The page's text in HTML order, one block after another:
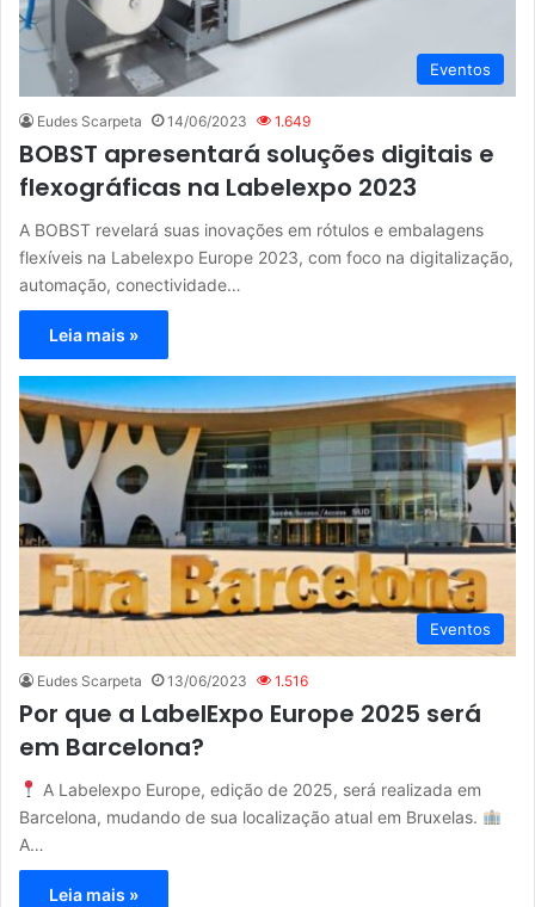
Eventos
Eudes Scarpeta 14/06/2023 1.649
BOBST apresentará soluções digitais e
flexográficas na Labelexpo 2023
A BOBST revelará suas inovações em rótulos e embalagens
flexíveis na Labelexpo Europe 2023, com foco na digitalização,
automação, conectividade…
Leia mais »
Eventos
Eudes Scarpeta 13/06/2023 1.516
Por que a LabelExpo Europe 2025 será
em Barcelona?
A Labelexpo Europe, edição de 2025, será realizada em
Barcelona, ​​mudando de sua localização atual em Bruxelas.
A…
Leia mais »